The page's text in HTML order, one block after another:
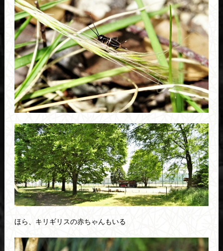
ほら、キリギリスの赤ちゃんもいる